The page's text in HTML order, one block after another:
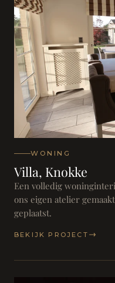
WONING
Villa, Knokke
Een volledig
ons eigen atelier
geplaatst.
BEKIJK PROJECT